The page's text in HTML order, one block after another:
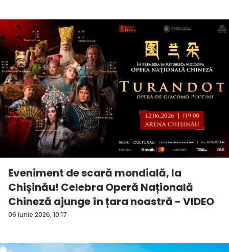
06 iunie 2026, 10:17
Eveniment de scară mondială, la
Chișinău! Celebra Operă Națională
Chineză ajunge în țara noastră - VIDEO